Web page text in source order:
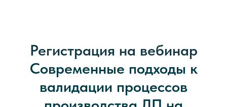
Регистрация на вебинар
Современные подходы к
валидации процессов